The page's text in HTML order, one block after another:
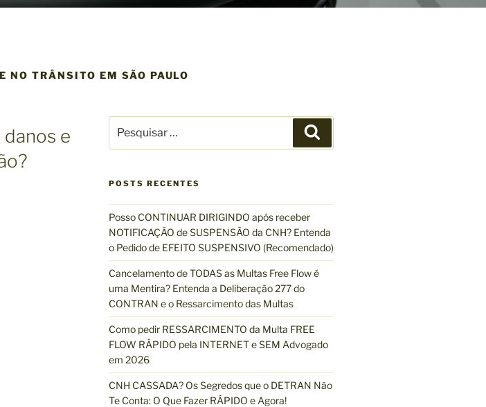
NO TRÂNSITO EM SÃO PAULO
e
s
u
s
a
r
p
o
r
:
e
s
a
r
POSTS RECENTES
Posso CONTINUAR DIRIGINDO após receber
NOTIFICAÇÃO de SUSPENSÃO da CNH? Entenda
o Pedido de EFEITO SUSPENSIVO (Recomendado)
Cancelamento de TODAS as Multas Free Flow é
uma Mentira? Entenda a Deliberação 277 do
CONTRAN e o Ressarcimento das Multas
Como pedir RESSARCIMENTO da Multa FREE
FLOW RÁPIDO pela INTERNET e SEM Advogado
em 2026
CNH CASSADA? Os Segredos que o DETRAN Não
Te Conta: O Que Fazer RÁPIDO e Agora!